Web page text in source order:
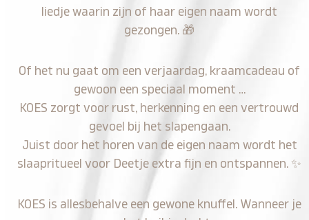
liedje waarin zijn of haar eigen naam wordt
gezongen. 🎁
Of het nu gaat om een verjaardag, kraamcadeau of
gewoon een speciaal moment …
KOES zorgt voor rust, herkenning en een vertrouwd
gevoel bij het slapengaan.
Juist door het horen van de eigen naam wordt het
slaapritueel voor Deetje extra fijn en ontspannen. ✨
KOES is allesbehalve een gewone knuffel. Wanneer je